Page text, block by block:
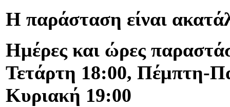
Η παράσταση είναι
Ημέρες και ώρες
Τετάρτη 18:00, Πέμπτη-
Κυριακή 19:00